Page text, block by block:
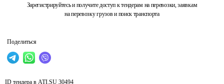
Зарегистрируйтесь и получите доступ к тендерам на перевозки, заявкам
на перевозку грузов и поиск транспорта
Поделиться
ID тендера в ATI.SU 30494